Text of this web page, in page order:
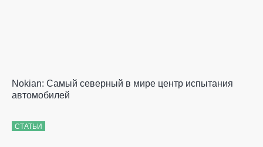
Nokian: Самый северный в мире центр испытания
автомобилей
СТАТЬИ